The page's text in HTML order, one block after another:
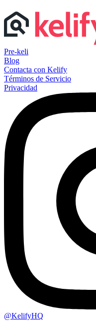
Pre-keli
Blog
Contacta con Kelify
Términos de Servicio
Privacidad
@KelifyHQ